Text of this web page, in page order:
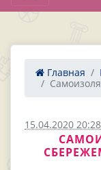
Главная
15.04.2020 20:28